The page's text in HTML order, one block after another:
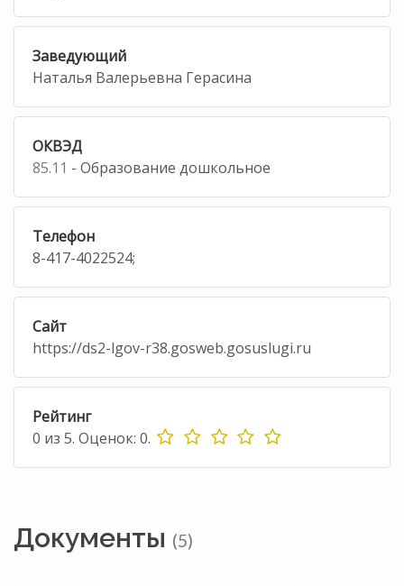
Заведующий
Наталья Валерьевна Герасина
ОКВЭД
85.11 - Образование дошкольное
Телефон
8-417-4022524;
Сайт
https://ds2-lgov-r38.gosweb.gosuslugi.ru
Рейтинг
0 из 5. Оценок: 0.
Документы (5)